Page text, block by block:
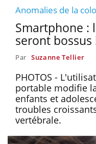
Anomalies de la
Smartphone :
seront bossus
Par Suzanne Tellier
PHOTOS -
portable modifie
enfants et
troubles
vertébrale.